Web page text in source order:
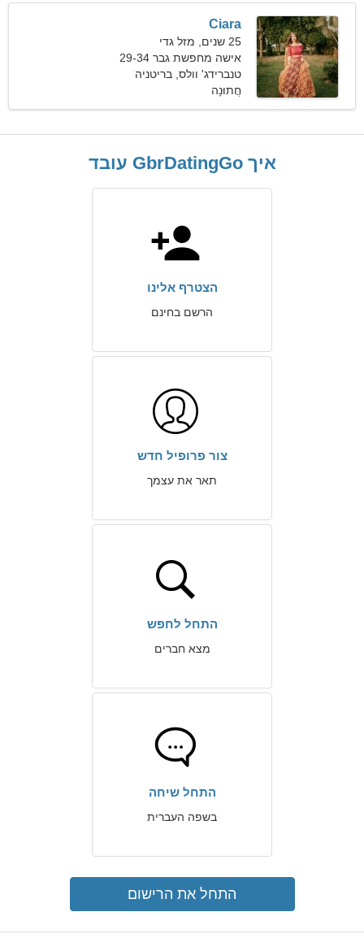
Ciara
25 שנים, מזל גדי
אישה מחפשת גבר 29-34
טנברידג' וולס, בריטניה
חֲתוּנָה
איך GbrDatingGo עובד
הצטרף אלינו
הרשם בחינם
צור פרופיל חדש
תאר את עצמך
התחל לחפש
מצא חברים
התחל שיחה
בשפה העברית
התחל את הרישום